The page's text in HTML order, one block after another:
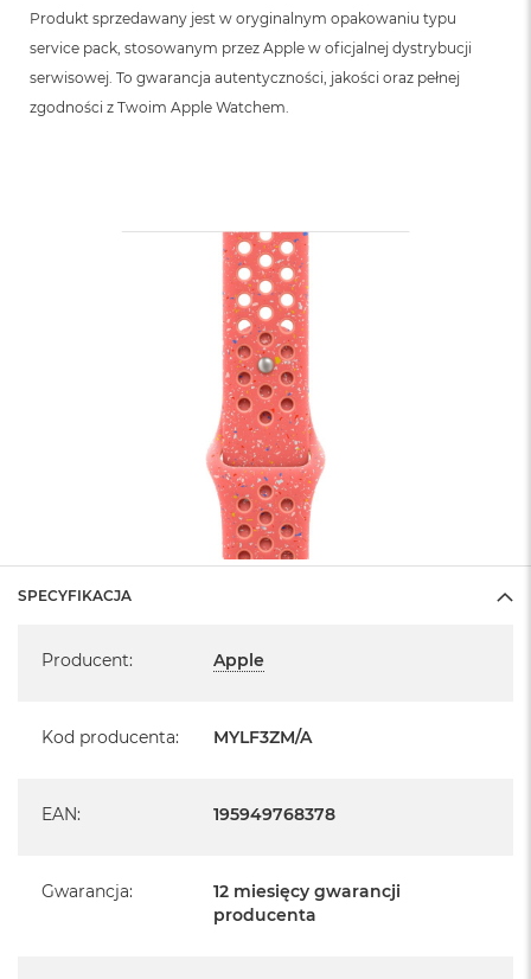
Produkt sprzedawany jest w oryginalnym opakowaniu typu
service pack, stosowanym przez Apple w oficjalnej dystrybucji
serwisowej. To gwarancja autentyczności, jakości oraz pełnej
zgodności z Twoim Apple Watchem.
SPECYFIKACJA
Producent: Apple
Kod producenta: MYLF3ZM/A
EAN: 195949768378
Gwarancja:
12 miesięcy gwarancji
producenta